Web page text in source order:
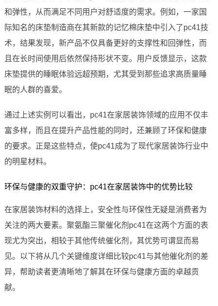
和弹性，从而满足不同用户对舒适度的需求。例如，一家国
际知名的床垫制造商在其新款的记忆棉床垫中引入了pc41技
术，结果发现，新产品不仅具备更好的支撑性和回弹性，而
且在长时间使用后依然保持形状不变。用户反馈显示，这款
床垫提供的睡眠体验远超预期，尤其受到那些追求高质量睡
眠的人群的喜爱。
通过上述实例可以看出，pc41在家居装饰领域的应用不仅丰
富多样，而且在提升产品性能的同时，还兼顾了环保和健康
的要求。正是这些特点，使pc41成为了现代家居装饰行业中
的明星材料。
环保与健康的双重守护：pc41在家居装饰中的优势比较
在家居装饰材料的选择上，安全性与环保性无疑是消费者为
关注的两大要素。聚氨酯三聚催化剂pc41在这两个方面的表
现尤为突出，相较于其他传统催化剂，其优势可谓显而易
见。以下将从几个关键维度详细比较pc41与其他催化剂的差
异，帮助读者更清晰地了解其在环保与健康方面的卓越贡
献。